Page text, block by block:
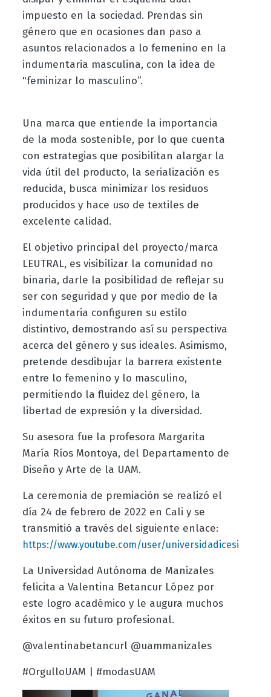
impuesto en la sociedad. Prendas sin
género que en ocasiones dan paso a
asuntos relacionados a lo femenino en la
indumentaria masculina, con la idea de
"feminizar lo masculino”.
Una marca que entiende la importancia
de la moda sostenible, por lo que cuenta
con estrategias que posibilitan alargar la
vida útil del producto, la serialización es
reducida, busca minimizar los residuos
producidos y hace uso de textiles de
excelente calidad.
El objetivo principal del proyecto/marca
LEUTRAL, es visibilizar la comunidad no
binaria, darle la posibilidad de reflejar su
ser con seguridad y que por medio de la
indumentaria configuren su estilo
distintivo, demostrando así su perspectiva
acerca del género y sus ideales. Asimismo,
pretende desdibujar la barrera existente
entre lo femenino y lo masculino,
permitiendo la fluidez del género, la
libertad de expresión y la diversidad.
Su asesora fue la profesora Margarita
María Ríos Montoya, del Departamento de
Diseño y Arte de la UAM.
La ceremonia de premiación se realizó el
día 24 de febrero de 2022 en Cali y se
transmitió a través del siguiente enlace:
https://www.youtube.com/user/universidadicesi
La Universidad Autónoma de Manizales
felicita a Valentina Betancur López por
este logro académico y le augura muchos
éxitos en su futuro profesional.
@valentinabetancurl @uammanizales
#OrgulloUAM | #modasUAM